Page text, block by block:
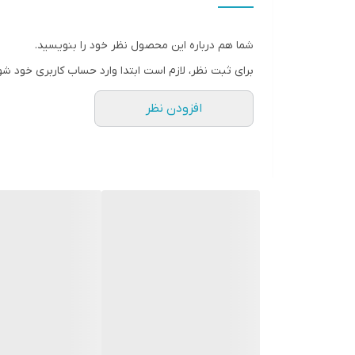
شما هم درباره این محصول نظر خود را بنویسید.
برای ثبت نظر، لازم است ابتدا وارد حساب کاربری خود
افزودن نظر